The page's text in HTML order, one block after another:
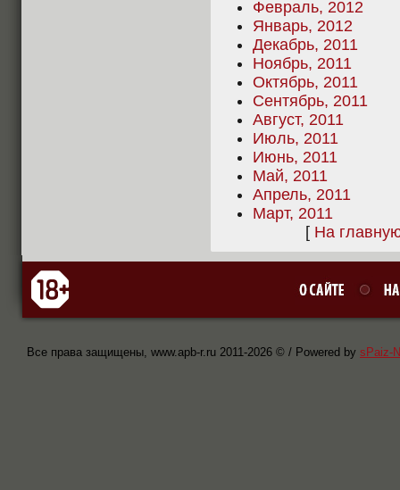
Февраль, 2012
Январь, 2012
Декабрь, 2011
Ноябрь, 2011
Октябрь, 2011
Сентябрь, 2011
Август, 2011
Июль, 2011
Июнь, 2011
Май, 2011
Апрель, 2011
Март, 2011
[ На
Все права защищены, www.apb-r.ru 2011-2026 © / Powered by sPaiz-